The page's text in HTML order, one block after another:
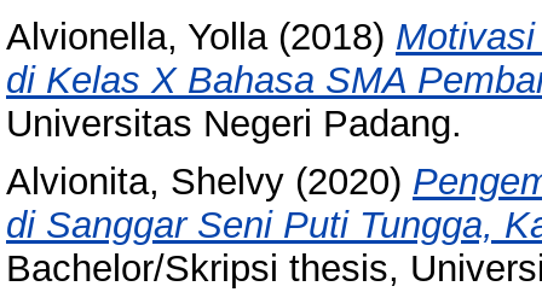
Alvionella, Yolla(2018)
di Kelas X Bahasa SMA
Universitas Negeri Padang.
Alvionita, Shelvy (2020)
di Sanggar Seni Puti Tungga,
Bachelor/Skripsi thesis,